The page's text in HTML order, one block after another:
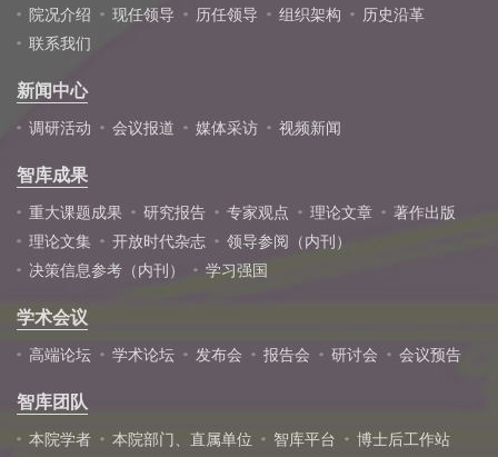
院况介绍 现任领导 历任领导 组织架构
历史沿革
联系我们
新闻中心
调研活动 会议报道 媒体采访 视频新闻
智库成果
重大课题成果 研究报告 专家观点 理论文章
著作出版
理论文集
开放时代杂志
领导参阅（内刊）
决策信息参考（内刊）
学习强国
学术会议
高端论坛 学术论坛 发布会 报告会 研讨会 会议预告
智库团队
本院学者 本院部门、直属单位 智库平台
博士后工作站